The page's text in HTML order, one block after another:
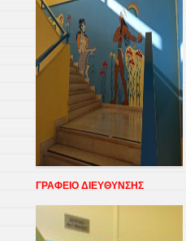
ΓΡΑΦΕΙΟ ΔΙΕΥΘΥΝΣΗΣ